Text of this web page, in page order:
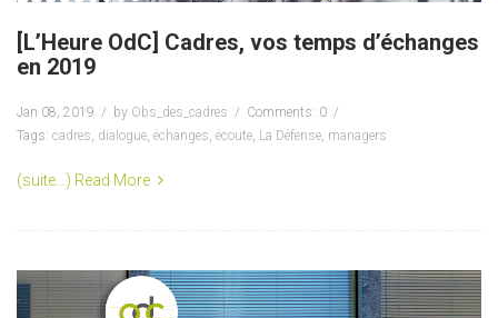
[L’Heure OdC] Cadres, vos temps d’échanges
en 2019
Jan 08, 2019 by Obs_des_cadres
Comments: 0
Tags: cadres, dialogue, échanges, écoute, La Défense, managers
(suite…) Read More